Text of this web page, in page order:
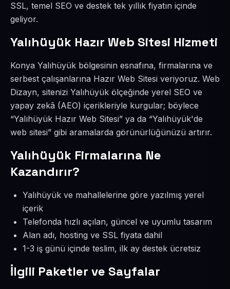
SSL, temel SEO ve destek tek yıllık fiyatın içinde
geliyor.
Yalıhüyük Hazır Web Sitesi Hizmeti
Konya Yalıhüyük bölgesinin esnafına, firmalarına ve
serbest çalışanlarına Hazır Web Sitesi veriyoruz. Web
Dizayn, sitenizi Yalıhüyük ölçeğinde yerel SEO ve
yapay zekâ (AEO) içerikleriyle kurgular; böylece
“Yalıhüyük Hazır Web Sitesi” ya da “Yalıhüyük'de
web sitesi” gibi aramalarda görünürlüğünüzü artırır.
Yalıhüyük Firmalarına Ne
Kazandırır?
Yalıhüyük ve mahallelerine göre yazılmış yerel
içerik
Telefonda hızlı açılan, güncel ve uyumlu tasarım
Alan adı, hosting ve SSL fiyata dahil
1-3 iş günü içinde teslim, ilk ay destek ücretsiz
İlgili Paketler ve Sayfalar